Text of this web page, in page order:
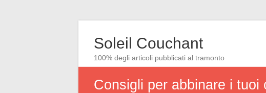
Soleil Couchant
100% degli articoli pubblicati al tramonto
Consigli per abbinare i